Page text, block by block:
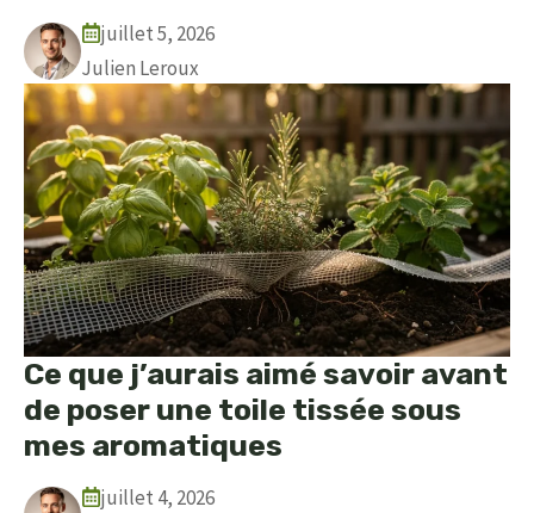
juillet 5, 2026
Julien Leroux
Ce que j’aurais aimé savoir avant
de poser une toile tissée sous
mes aromatiques
juillet 4, 2026